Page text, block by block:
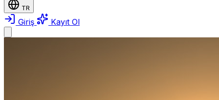
TR
Giriş Kayıt Ol